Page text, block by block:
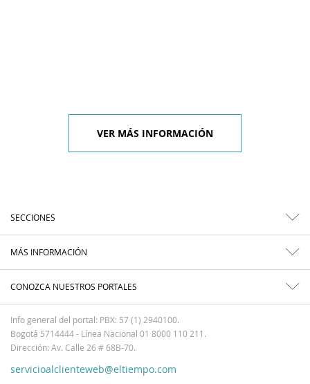
VER MÁS INFORMACIÓN
SECCIONES
MÁS INFORMACIÓN
CONOZCA NUESTROS PORTALES
Info general del portal: PBX: 57 (1) 2940100.
Bogotá 5714444 - Línea Nacional 01 8000 110 211.
Dirección: Av. Calle 26 # 68B-70.
servicioalclienteweb@eltiempo.com